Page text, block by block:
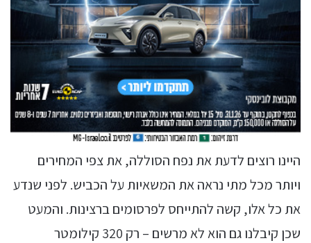
היינו רוצים לדעת את נפח הסוללה, את צפי המחירים
ויותר מכל מתי נראה את המשאיות על הכביש. לפני שנדע
את כל אלו, קשה להתייחס לפרסומים ברצינות. והמעט
שכן קיבלנו גם הוא לא מרשים – רק 320 קילומטר